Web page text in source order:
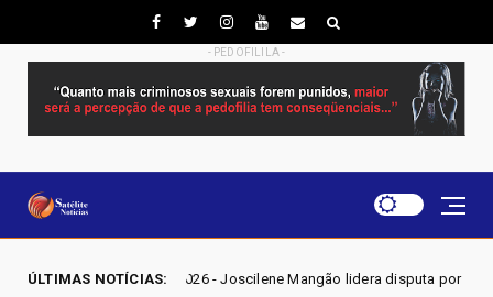
- PEDOFILILA -
ÚLTIMAS NOTÍCIAS:
GO 2026 - Joscilene Mangão lidera disputa por vaga na Alego em Novo